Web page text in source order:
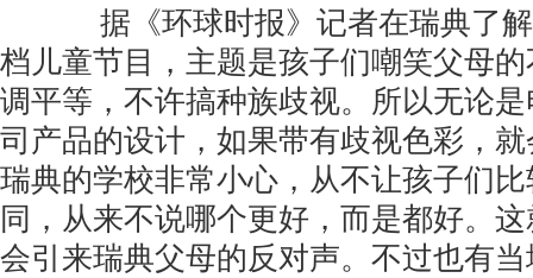
据《环球时报》记者在瑞典了解
档儿童节目，主题是孩子们嘲笑父母
调平等，不许搞种族歧视。所以无论
司产品的设计，如果带有歧视色彩，
瑞典的学校非常小心，从不让孩子们
同，从来不说哪个更好，而是都好。
会引来瑞典父母的反对声。不过也有